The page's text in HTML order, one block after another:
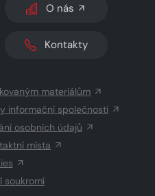
O nás
Kontakty
materiálům
informační společnosti
osobních údajů
místa
soukromí